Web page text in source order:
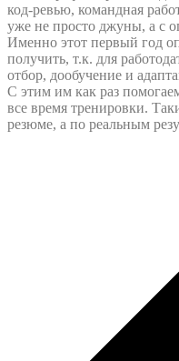
код-ревью, командная
уже не просто джуны, а с
Именно этот первый год
получить, т.к. для
отбор, дообучение и
С этим им как раз
все время тренировки.
резюме, а по реальным